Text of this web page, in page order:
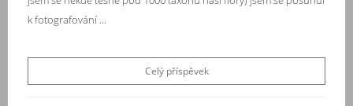
k fotografování ...
Celý příspěvek